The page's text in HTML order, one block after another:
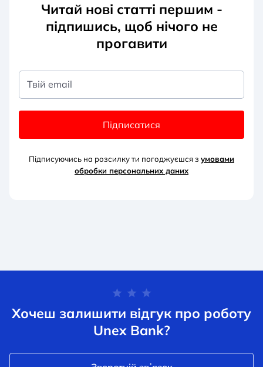
Читай нові статті першим -
підпишись, щоб нічого не
прогавити
Твій email
Підписатися
Підписуючись на розсилку ти погоджуєшся з умовами
обробки персональних даних
Хочеш залишити відгук про роботу
Unex Bank?